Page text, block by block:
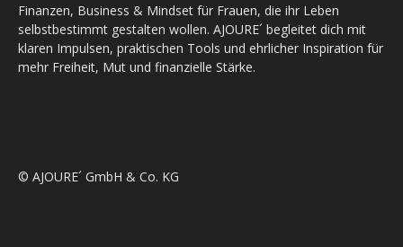
Finanzen, Business & Mindset für Frauen, die ihr Leben
selbstbestimmt gestalten wollen. AJOURE´ begleitet dich mit
klaren Impulsen, praktischen Tools und ehrlicher Inspiration für
mehr Freiheit, Mut und finanzielle Stärke.
© AJOURE´ GmbH & Co. KG